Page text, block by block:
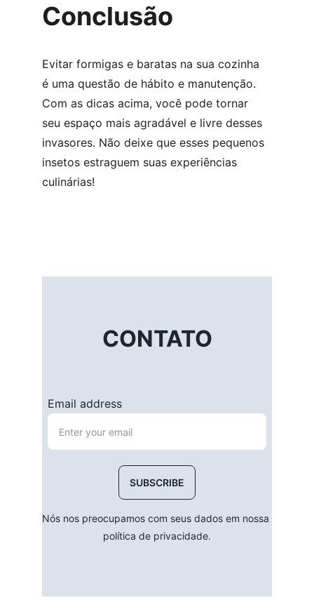
Conclusão
Evitar formigas e baratas na sua cozinha
é uma questão de hábito e manutenção.
Com as dicas acima, você pode tornar
seu espaço mais agradável e livre desses
invasores. Não deixe que esses pequenos
insetos estraguem suas experiências
culinárias!
CONTATO
Email address
SUBSCRIBE
Nós nos preocupamos com seus dados em nossa
política de privacidade.